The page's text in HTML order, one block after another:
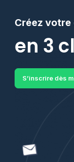
Créez
en 3
S’inscrire dès